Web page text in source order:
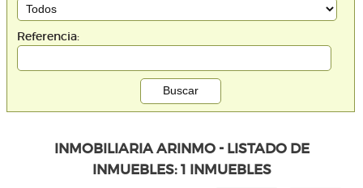
Referencia:
INMOBILIARIA ARINMO - LISTADO DE
INMUEBLES: 1 INMUEBLES